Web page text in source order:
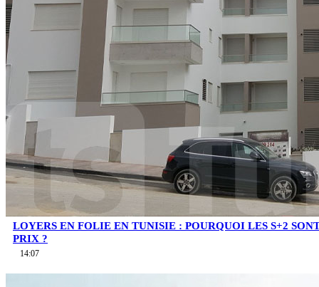
LOYERS EN FOLIE EN TUNISIE : POURQUOI LES S+2
PRIX ?
14:07